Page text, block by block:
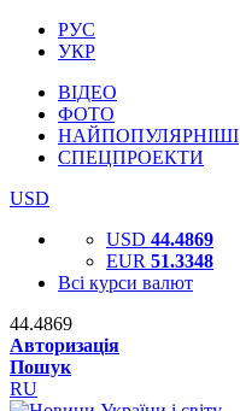
РУС
УКР
ВІДЕО
ФОТО
НАЙПОПУЛЯРНІШІ
СПЕЦПРОЕКТИ
USD
USD 44.4869
EUR 51.3348
Всі курси валют
44.4869
Авторизація
Пошук
RU